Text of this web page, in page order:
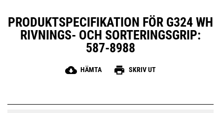
plocka upp material ur alla vinklar,
utan att flytta maskinen, för
mindre slitage på underredet.
Föraren kan sitta säkert kvar i
hytten och samtidigt riva hela
PRODUKTSPECIFIKATION FÖR G324 WH
RIVNINGS- OCH SORTERINGSGRIP:
587-8988
cloud_download HÄMTA print SKRIV UT